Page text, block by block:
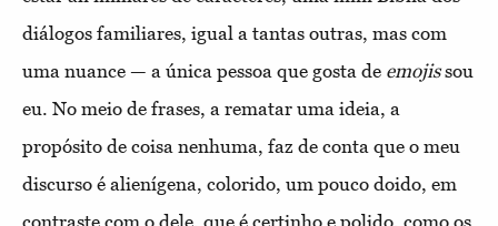
diálogos familiares, igual a tantas outras, mas com
uma nuance — a única pessoa que gosta de emojissou
eu. No meio de frases, a rematar uma ideia, a
propósito de coisa nenhuma, faz de conta que o meu
discurso é alienígena, colorido, um pouco doido, em
contraste com o dele, que é certinho e polido, como os